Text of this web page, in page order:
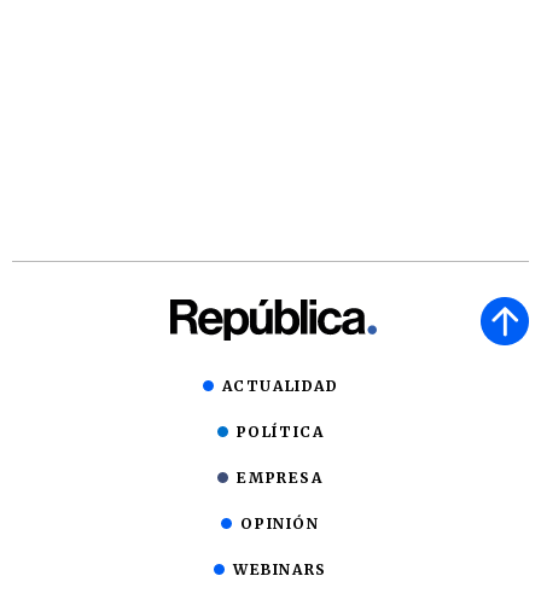
ACTUALIDAD
POLÍTICA
EMPRESA
OPINIÓN
WEBINARS